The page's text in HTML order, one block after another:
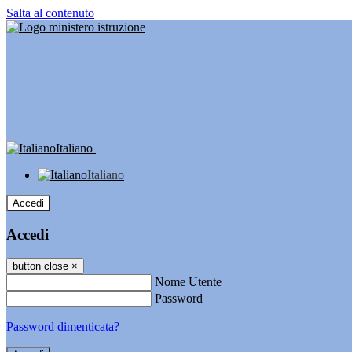
Salta al contenuto
Italiano
Italiano
Accedi
Accedi
button close ×
Nome Utente
Password
Password dimenticata?